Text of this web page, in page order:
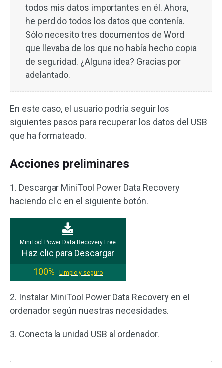
todos mis datos importantes en él. Ahora,
he perdido todos los datos que contenía.
Sólo necesito tres documentos de Word
que llevaba de los que no había hecho copia
de seguridad. ¿Alguna idea? Gracias por
adelantado.
En este caso, el usuario podría seguir los
siguientes pasos para recuperar los datos del USB
que ha formateado.
Acciones preliminares
1. Descargar MiniTool Power Data Recovery
haciendo clic en el siguiente botón.
MiniTool Power Data Recovery Free
Haz clic para Descargar
100%
Limpio y seguro
2. Instalar MiniTool Power Data Recovery en el
ordenador según nuestras necesidades.
3. Conecta la unidad USB al ordenador.